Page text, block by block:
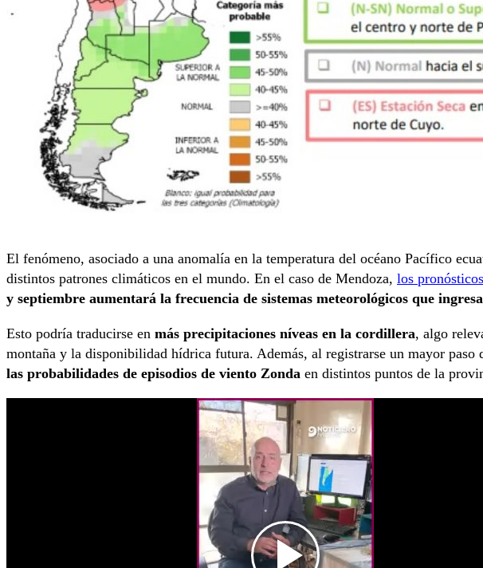
El fenómeno, asociado a una anomalía en la temperatura del océano Pacífico
distintos patrones climáticos en el mundo. En el caso de Mendoza, los
y septiembre aumentará la frecuencia de sistemas meteorológicos que
Esto podría traducirse en más precipitaciones níveas en la cordillera, algo
montaña y la disponibilidad hídrica futura. Además, al registrarse un mayor paso
las probabilidades de episodios de viento Zonda en distintos puntos de la